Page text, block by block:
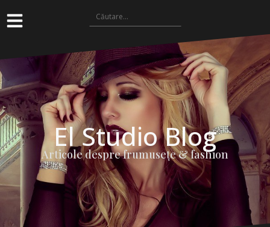
El Studio Blog
Articole despre frumuseţe & fashion